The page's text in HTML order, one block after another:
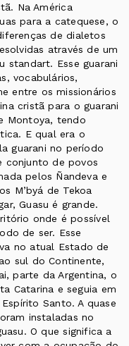
Na América
para a catequese, o
de dialetos
através de um
standart. Esse guarani
vocabulários,
entre os missionários
cristã para o guarani
Montoya, tendo
E qual era o
guarani no período
conjunto de povos
pelos Ñandeva e
M’byá de Tekoa
Guasu é grande.
onde é possível
de ser. Esse
no atual Estado de
sul do Continente,
parte da Argentina, o
Catarina e seguia em
Santo. A quase
instaladas no
O que significa a